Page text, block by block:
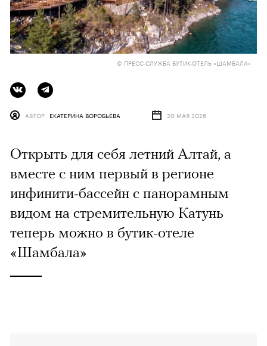
© ПРЕСС-СЛУЖБА БУТИК-ОТЕЛЬ «ШАМБАЛА»
АВТОР ЕКАТЕРИНА ВОРОБЬЕВА 20 МАЯ 2026
Открыть для себя летний Алтай, а
вместе с ним первый в регионе
инфинити-бассейн с панорамным
видом на стремительную Катунь
теперь можно в бутик-отеле
«Шамбала»